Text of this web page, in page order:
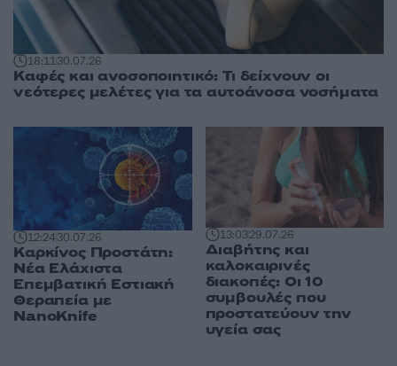
18:1130.07.26
Καφές και ανοσοποιητικό: Τι δείχνουν οι
νεότερες μελέτες για τα αυτοάνοσα νοσήματα
12:2430.07.26
Καρκίνος Προστάτη:
Νέα Ελάχιστα
Επεμβατική Εστιακή
Θεραπεία με
NanoKnife
13:0329.07.26
Διαβήτης και
καλοκαιρινές
διακοπές: Οι 10
συμβουλές που
προστατεύουν την
υγεία σας